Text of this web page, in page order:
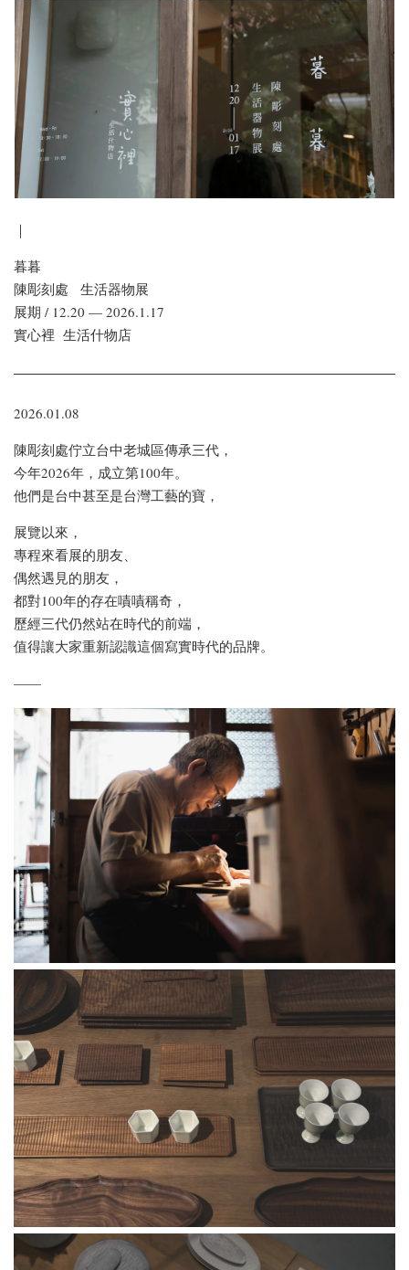
｜
暮暮
陳彫刻處 生活器物展
展期 / 12.20 — 2026.1.17
實心裡 生活什物店
2026.01.08
陳彫刻處佇立台中老城區傳承三代，
今年2026年，成立第100年。
他們是台中甚至是台灣工藝的寶，
展覽以來，
專程來看展的朋友、
偶然遇見的朋友，
都對100年的存在嘖嘖稱奇，
歷經三代仍然站在時代的前端，
值得讓大家重新認識這個寫實時代的品牌。
——